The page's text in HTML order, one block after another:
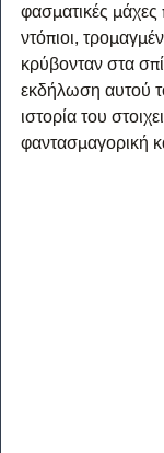
φασματικές
ντόπιοι,
κρύβονταν στα
εκδήλωση αυτού
ιστορία του
φαντασμαγορική